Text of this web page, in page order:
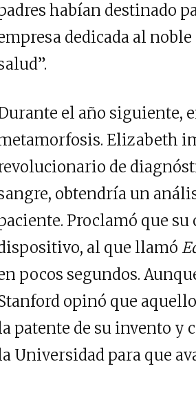
habían destinado
dedicada al
el año siguiente,
Elizabeth
de
obtendría un
Proclamó que
al que llamó
pocos segundos.
opinó que
patente de su invento y
Universidad para que